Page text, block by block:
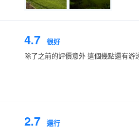
4.7 很好
除了之前的評價意外 這個幾點還有
2.7 還行